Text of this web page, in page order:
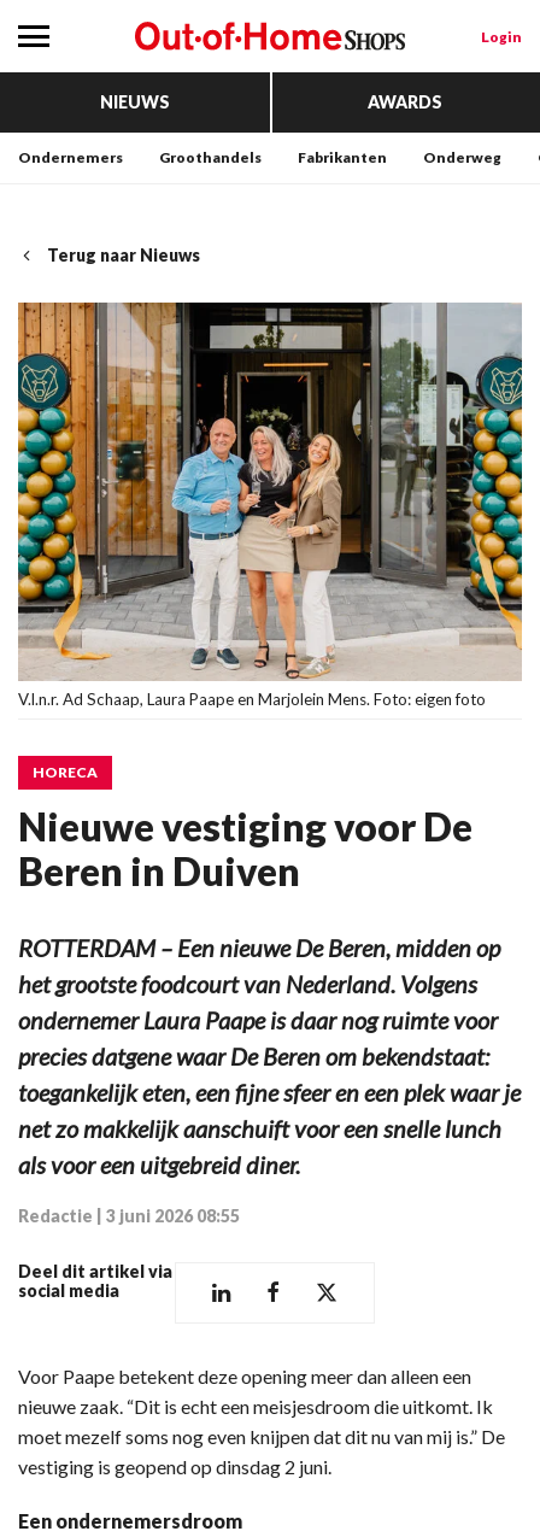
Login
NIEUWS AWARDS
Ondernemers Groothandels Fabrikanten Onderweg
Terug naar Nieuws
V.l.n.r. Ad Schaap, Laura Paape en Marjolein Mens. Foto: eigen foto
HORECA
Nieuwe vestiging voor De
Beren in Duiven
ROTTERDAM – Een nieuwe De Beren, midden op
het grootste foodcourt van Nederland. Volgens
ondernemer Laura Paape is daar nog ruimte voor
precies datgene waar De Beren om bekendstaat:
toegankelijk eten, een fijne sfeer en een plek waar je
net zo makkelijk aanschuift voor een snelle lunch
als voor een uitgebreid diner.
Redactie 3 juni 2026 08:55
Deel dit artikel via
social media
Voor Paape betekent deze opening meer dan alleen een
nieuwe zaak. “Dit is echt een meisjesdroom die uitkomt. Ik
moet mezelf soms nog even knijpen dat dit nu van mij is.” De
vestiging is geopend op dinsdag 2 juni.
Een ondernemersdroom